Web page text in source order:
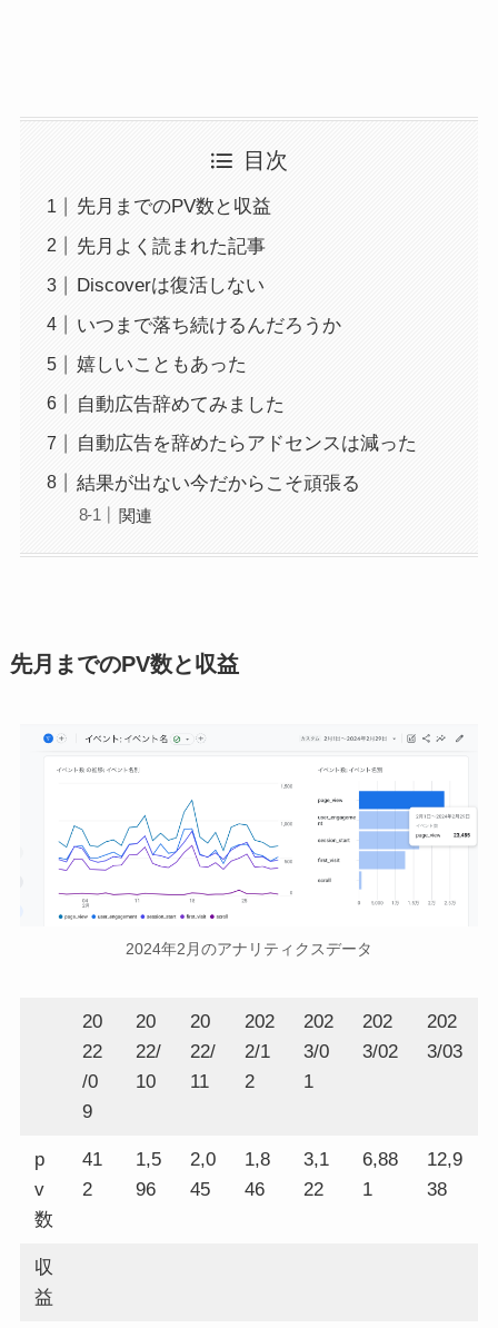
目次
先月までのPV数と収益
先月よく読まれた記事
Discoverは復活しない
いつまで落ち続けるんだろうか
嬉しいこともあった
自動広告辞めてみました
自動広告を辞めたらアドセンスは減った
結果が出ない今だからこそ頑張る
関連
先月までのPV数と収益
2024年2月のアナリティクスデータ
20
22
/0
9
20
22/
10
20
22/
11
202
2/1
2
202
3/0
1
202
3/02
202
3/03
p
v
数
41
2
1,5
96
2,0
45
1,8
46
3,1
22
6,88
1
12,9
38
収
益